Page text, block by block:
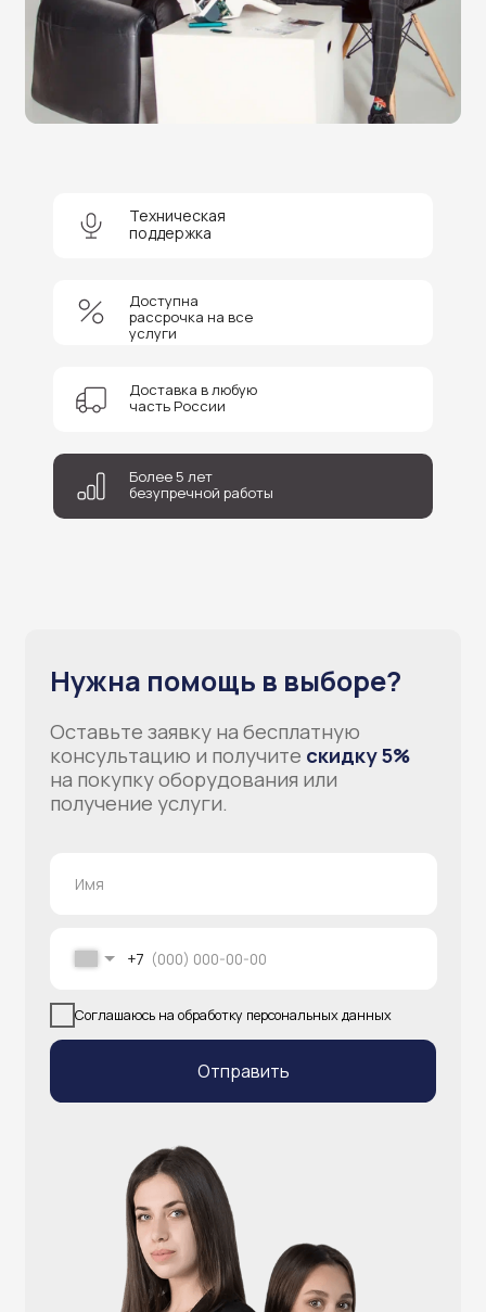
Техническая
поддержка
Доставка в любую
часть России
Доступна
рассрочка на все
услуги
Более 5 лет
безупречной работы
Оставьте заявку на бесплатную
консультацию и получите скидку 5%
на покупку оборудования или
получение услуги.
Отправить
+7 (924) 004-32-01
Видеонаблюдение
Принтеры чеков и этикеток
Штрихкодовое оборудование
Весовое оборудование
Счётчики валюты
Денежные ящики
Антикражные ворота